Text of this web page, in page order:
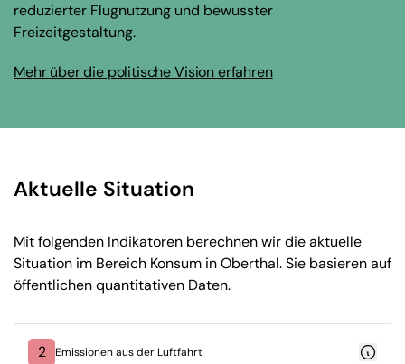
reduzierter Flugnutzung und bewusster
Freizeitgestaltung.
Mehr über die politische Vision erfahren
Aktuelle Situation
Mit folgenden Indikatoren berechnen wir die aktuelle
Situation im Bereich Konsum in Oberthal. Sie basieren auf
öffentlichen quantitativen Daten.
2 Emissionen aus der Luftfahrt